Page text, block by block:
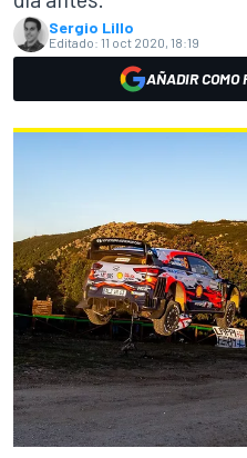
Sergio Lillo
Editado: 11 oct 2020, 18:19
AÑADIR COMO